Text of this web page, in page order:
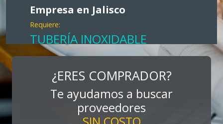
Empresa en Jalisco
Requiere:
TUBERÍA INOXIDABLE
Especificaciones:
cualquiera
Aplicar al Requerimiento
¿ERES COMPRADOR?
Te ayudamos a buscar
proveedores